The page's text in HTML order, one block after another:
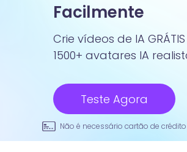
Facilmente
Crie vídeos de IA
1500+ avatares IA
Teste Agora
Não é necessário cartão de crédito